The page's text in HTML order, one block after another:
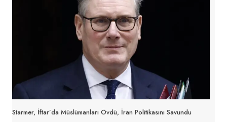
Starmer, İftar’da Müslümanları Övdü, İran Politikasını Savundu